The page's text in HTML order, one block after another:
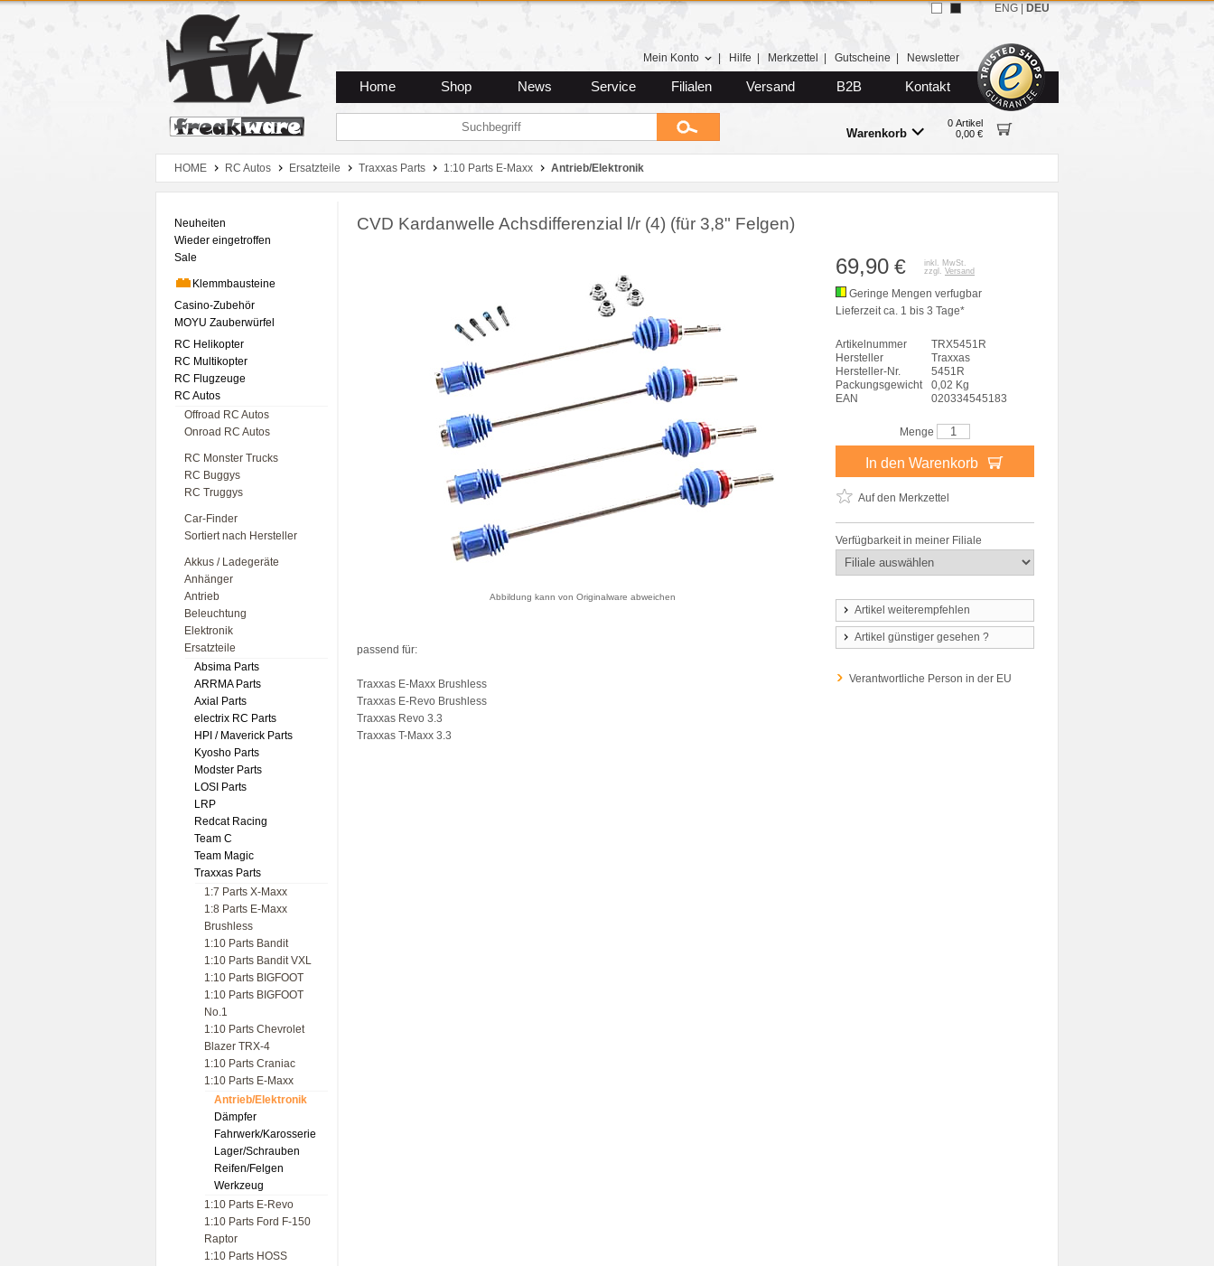
Zum Hauptmenue
Zum Seiteninhalt
Zum Warenkob
Mein Konto Hilfe Merkzettel Gutscheine Newsletter
Home Shop News Service Filialen Versand B2B Kontakt
Warenkorb
0 Artikel
0,00 €
ENG DEU
HOME RC Autos Ersatzteile Traxxas Parts 1:10 Parts E-Maxx Antrieb/Elektronik
Neuheiten
Wieder eingetroffen
Sale
Klemmbausteine
Casino-Zubehör
MOYU Zauberwürfel
RC Helikopter
RC Multikopter
RC Flugzeuge
RC Autos
Offroad RC Autos
Onroad RC Autos
RC Monster Trucks
RC Buggys
RC Truggys
Car-Finder
Sortiert nach Hersteller
Akkus / Ladegeräte
Anhänger
Antrieb
Beleuchtung
Elektronik
Ersatzteile
Absima Parts
ARRMA Parts
Axial Parts
electrix RC Parts
HPI / Maverick Parts
Kyosho Parts
Modster Parts
LOSI Parts
LRP
Redcat Racing
Team C
Team Magic
Traxxas Parts
1:7 Parts X-Maxx
1:8 Parts E-Maxx
Brushless
1:10 Parts Bandit
1:10 Parts Bandit VXL
1:10 Parts BIGFOOT
1:10 Parts BIGFOOT
No.1
1:10 Parts Chevrolet
Blazer TRX-4
1:10 Parts Craniac
1:10 Parts E-Maxx
Antrieb/Elektronik
Dämpfer
Fahrwerk/Karosserie
Lager/Schrauben
Reifen/Felgen
Werkzeug
1:10 Parts E-Revo
1:10 Parts Ford F-150
Raptor
1:10 Parts HOSS
CVD Kardanwelle Achsdifferenzial l/r (4) (für 3,8" Felgen)
Abbildung kann von Originalware abweichen
passend für:
Traxxas E-Maxx Brushless
Traxxas E-Revo Brushless
Traxxas Revo 3.3
Traxxas T-Maxx 3.3
69,90 €
inkl. MwSt.
zzgl. Versand
Geringe Mengen verfugbar
Lieferzeit ca. 1 bis 3 Tage*
Artikelnummer
TRX5451R
Hersteller
Traxxas
Hersteller-Nr.
5451R
Packungsgewicht
0,02 Kg
EAN
020334545183
Menge
In den Warenkorb
Auf den Merkzettel
Verfügbarkeit in meiner Filiale
Artikel weiterempfehlen
Artikel günstiger gesehen ?
Verantwortliche Person in der EU